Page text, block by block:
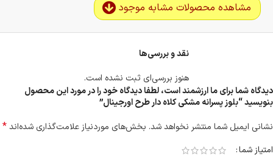
مشاهده محصولات مشابه موجود
نقد و بررسی‌ها
هنوز بررسی‌ای ثبت نشده است.
دیدگاه شما برای ما ارزشمند است، لطفا دیدگاه خود را در مورد این محصول
بنویسید “بلوز پسرانه مشکی کلاه دار طرح اورجینال”
نشانی ایمیل شما منتشر نخواهد شد. بخش‌های موردنیاز علامت‌گذاری شده‌اند*
امتیاز شما